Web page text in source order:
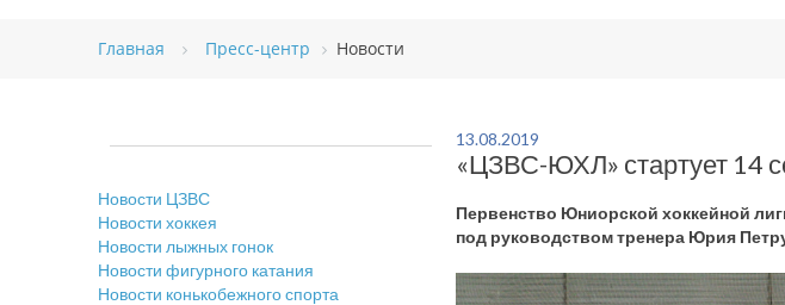
Главная Пресс-центр Новости
13.08.2019
«ЦЗВС-ЮХЛ» стартует 14
Первенство Юниорской хоккейной
под руководством тренера Юрия
Новости ЦЗВС
Новости хоккея
Новости лыжных гонок
Новости фигурного катания
Новости конькобежного спорта